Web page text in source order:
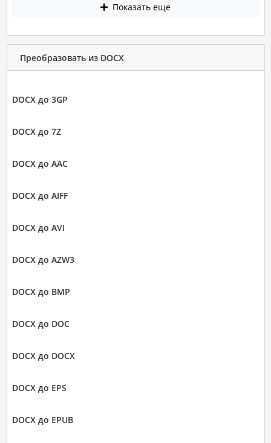
Показать еще
Преобразовать из DOCX
DOCX до 3GP
DOCX до 7Z
DOCX до AAC
DOCX до AIFF
DOCX до AVI
DOCX до AZW3
DOCX до BMP
DOCX до DOC
DOCX до DOCX
DOCX до EPS
DOCX до EPUB